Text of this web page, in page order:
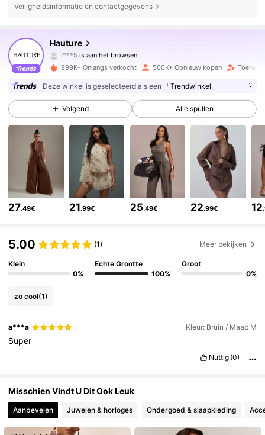
Veiligheidsinformatie en contactgegevens
Hauture
i***5 is aan het browsen
4.79
986K Volgers
986K Volgers
986K Volgers
4.79
4.79 986K Volgers
999K+ Onlangs verkocht 500K+ Opnieuw kopen
Deze winkel is geselecteerd als een 「Trendwinkel」
Volgend Alle spullen
27.49€ 21.99€ 25.49€ 22.99€ 12
5.00 (1) Meer bekijken
Klein
0%
Echte Grootte
100%
Groot
0%
zo cool(1)
a***a Kleur: Bruin / Maat: M
Super
Nuttig (0)
Misschien Vindt U Dit Ook Leuk
Aanbevelen Juwelen & horloges Ondergoed & slaapkleding